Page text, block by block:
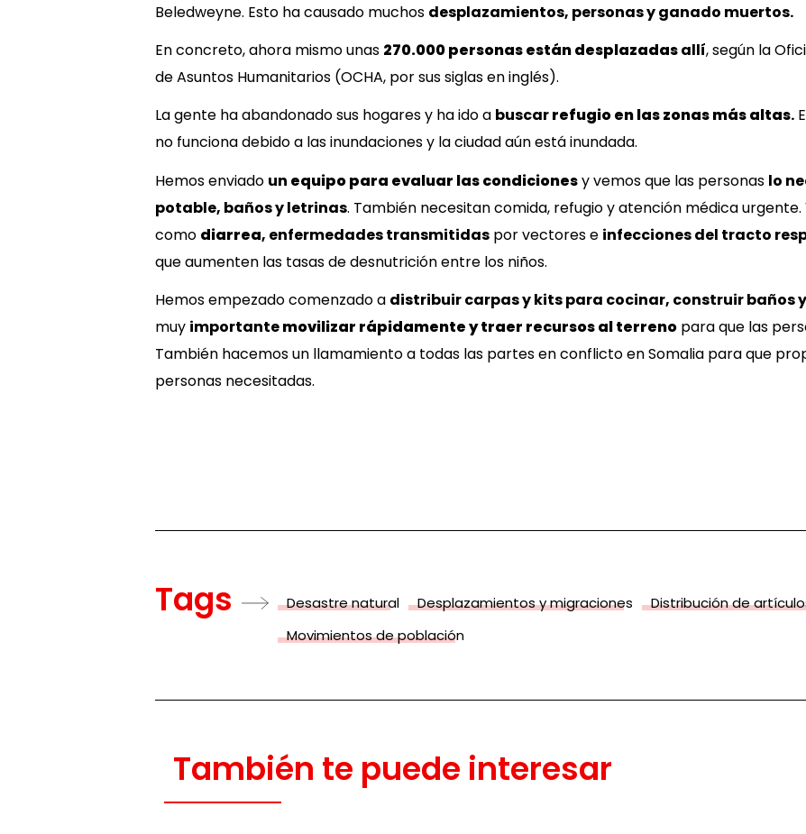
Beledweyne. Esto ha causado muchos desplazamientos, personas y ganado muertos.
En concreto, ahora mismo unas 270.000 personas están desplazadasallí, según la
de Asuntos Humanitarios (OCHA, por sus siglas en inglés).
La gente ha abandonado sus hogares y ha ido a buscarrefugio en las zonas más altas.
no funciona debido a las inundaciones y la ciudad aún está inundada.
Hemos enviado un equipo para evaluar las condicionesy vemos que las personas lo
potable, baños y letrinas. También necesitan comida, refugio y atención médica
como diarrea, enfermedades transmitidas por vectores e infecciones del tracto
que aumenten las tasas de desnutrición entre los niños.
Hemos empezado comenzado a distribuir carpas y kits para cocinar, construir baños
muy importantemovilizar rápidamente y traer recursos al terreno para que las
También hacemos un llamamiento a todas las partes en conflicto en Somalia para que
personas necesitadas.
Tags Desastre natural Desplazamientos y migraciones
Distribución de
Movimientos de población
También te puede interesar